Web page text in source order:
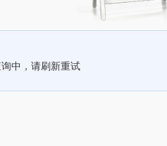
中，请刷新重试